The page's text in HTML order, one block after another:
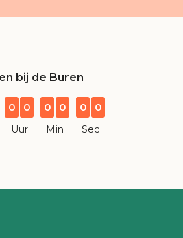
bij de Buren
0 0
Uur
0 0
Min
0 0
Sec